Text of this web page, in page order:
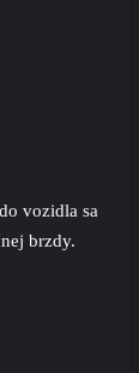
vozidla sa
brzdy.